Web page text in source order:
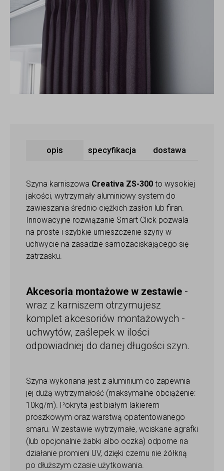
opis specyfikacja dostawa
Szyna karniszowa Creativa ZS-300 to wysokiej
jakości, wytrzymały aluminiowy system do
zawieszania średnio ciężkich zasłon lub firan.
Innowacyjne rozwiązanie Smart Click pozwala
na proste i szybkie umieszczenie szyny w
uchwycie na zasadzie samozaciskającego się
zatrzasku.
Akcesoria montażowe w zestawie -
wraz z karniszem otrzymujesz
komplet akcesoriów montażowych -
uchwytów, zaślepek w ilości
odpowiadniej do danej długości szyn.
Szyna wykonana jest z aluminium co zapewnia
jej dużą wytrzymałość (maksymalne obciążenie:
10kg/m). Pokryta jest białym lakierem
proszkowym oraz warstwą opatentowanego
smaru. W zestawie wytrzymałe, wciskane agrafki
(lub opcjonalnie żabki albo oczka) odporne na
działanie promieni UV, dzięki czemu nie żółkną
po dłuższym czasie użytkowania.